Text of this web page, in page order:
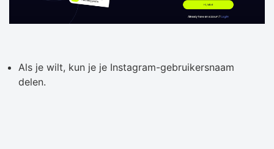
Als je wilt, kun je je Instagram-gebruikersnaam
delen.